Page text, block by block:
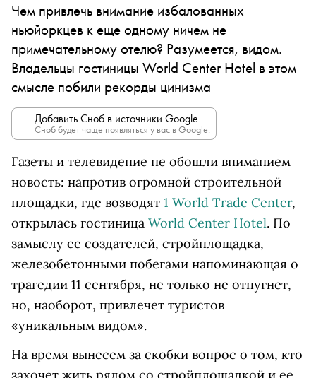
Чем привлечь внимание избалованных
ньюйоркцев к еще одному ничем не
примечательному отелю? Разумеется, видом.
Владельцы гостиницы World Center Hotel в этом
смысле побили рекорды цинизма
Добавить Сноб в источники Google
Сноб будет чаще появляться у вас в Google.
Газеты и телевидение не обошли вниманием
новость: напротив огромной строительной
площадки, где возводят 1 World Trade Center,
открылась гостиница World Center Hotel. По
замыслу ее создателей, стройплощадка,
железобетонными побегами напоминающая о
трагедии 11 сентября, не только не отпугнет,
но, наоборот, привлечет туристов
«уникальным видом».
На время вынесем за скобки вопрос о том, кто